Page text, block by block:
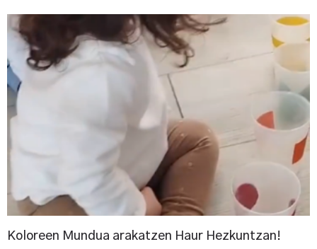
Koloreen Mundua arakatzen Haur Hezkuntzan!